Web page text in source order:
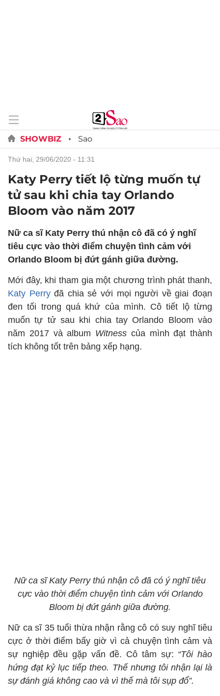
SHOWBIZ Sao
thứ hai, 29/06/2020 - 11:31
Katy Perry tiết lộ từng muốn tự
tử sau khi chia tay Orlando
Bloom vào năm 2017
Nữ ca sĩ Katy Perry thú nhận cô đã có ý nghĩ
tiêu cực vào thời điểm chuyện tình cảm với
Orlando Bloom bị đứt gánh giữa đường.
Mới đây, khi tham gia một chương trình phát thanh,
Katy Perryđã chia sẻ với mọi người về giai đoạn
đen tối trong quá khứ của mình. Cô tiết lộ từng
muốn tự tử sau khi chia tay Orlando Bloom vào
năm 2017 và album Witness của mình đạt thành
tích không tốt trên bảng xếp hạng.
Nữ ca sĩ Katy Perry thú nhận cô đã có ý nghĩ tiêu
cực vào thời điểm chuyện tình cảm với Orlando
Bloom bị đứt gánh giữa đường.
Nữ ca sĩ 35 tuổi thừa nhận rằng cô có suy nghĩ tiêu
cực ở thời điểm bấy giờ vì cả chuyện tình cảm và
sự nghiệp đều gặp vấn đề. Cô tâm sự: “Tôi hào
hứng đạt kỷ lục tiếp theo. Thế nhưng tôi nhận lại là
sự đánh giá không cao và vì thế mà tôi sụp đổ”.